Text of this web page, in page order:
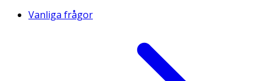
Vanliga frågor